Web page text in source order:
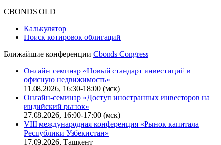
Оферта для юридических лиц
IT-аккредитация
Поиск котировок облигаций
Ближайшие конференцииCbonds Congress
Онлайн-семинар «Новый стандарт инвестиций в
офисную недвижимость»
11.08.2026, 16:30-18:00 (мск)
Онлайн-семинар «Доступ иностранных инвесторов на
индийский рынок»